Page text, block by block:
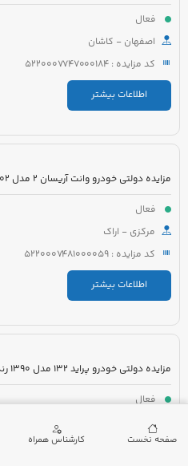
فعال
اصفهان - کاشان
کد مزایده : 5220007747000184
اطلاعات بیشتر
فعال
مرکزی - اراک
کد مزایده : 5220007481000059
اطلاعات بیشتر
مزایده دولتی خودرو پراید 132 مدل 1390 رنگ سفید
فعال
گیلان - لنگرود
کد مزایده : 5220007432000173
صفحه نخست کارشناس همراه